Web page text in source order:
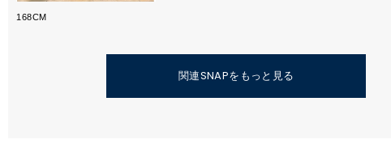
168CM
関連SNAPをもっと見る